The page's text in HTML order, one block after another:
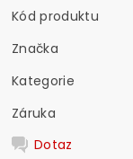
Kód produktu
Značka
Kategorie
Záruka
Dotaz